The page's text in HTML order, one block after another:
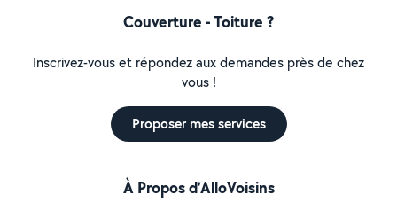
Couverture - Toiture ?
Inscrivez-vous et répondez aux demandes près de chez
vous !
Proposer mes services
À Propos d’AlloVoisins